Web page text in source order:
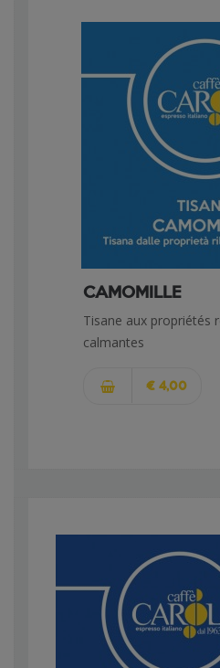
CAMOMILLE
Tisane aux propriétés
calmantes
€ 4,00